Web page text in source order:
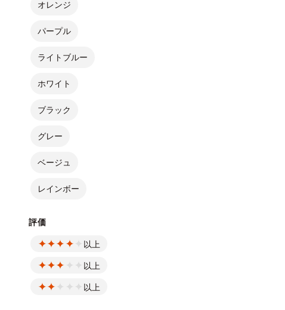
オレンジ
パープル
ライトブルー
ホワイト
ブラック
グレー
ベージュ
レインボー
評価
以上
以上
以上